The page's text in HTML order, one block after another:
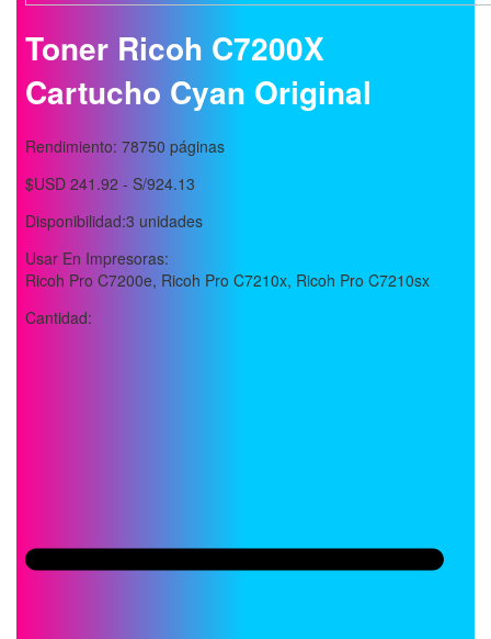
Toner Ricoh C7200X
Cartucho Cyan Original
Rendimiento: 78750 páginas
$USD 241.92 - S/924.13
Disponibilidad:3 unidades
Usar En Impresoras:
Ricoh Pro C7200e, Ricoh Pro C7210x, Ricoh Pro C7210sx
Cantidad: